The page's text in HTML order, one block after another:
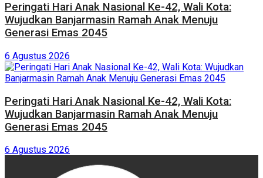
Peringati Hari Anak Nasional Ke-42, Wali Kota:
Wujudkan Banjarmasin Ramah Anak Menuju
Generasi Emas 2045
6 Agustus 2026
Peringati Hari Anak Nasional Ke-42, Wali Kota:
Wujudkan Banjarmasin Ramah Anak Menuju
Generasi Emas 2045
6 Agustus 2026